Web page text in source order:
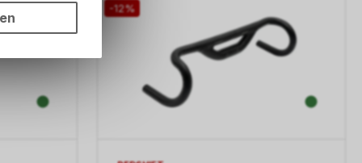
-12%
Sie,